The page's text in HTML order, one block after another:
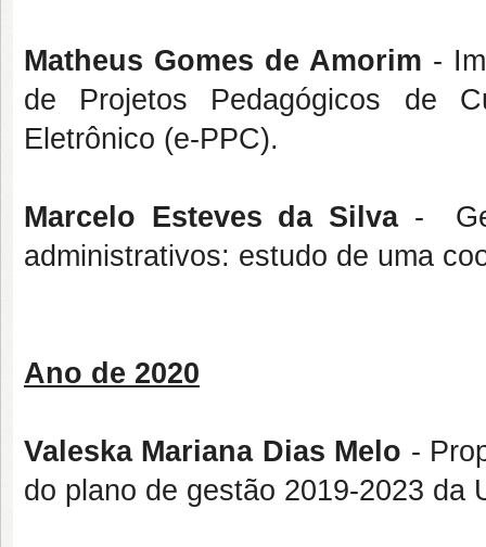
Matheus Gomes de Amorim -
de Projetos Pedagógicos de
Eletrônico (e-PPC).
Marcelo Esteves da Silva-
administrativos: estudo de uma
Ano de 2020
Valeska Mariana Dias Melo -
do plano de gestão 2019-2023 da